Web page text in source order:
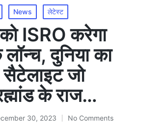
News लेटेस्ट
ISRO करेगा
लॉन्च, दुनिया का
सैटेलाइट जो
के राज…
30, 2023 No Comments